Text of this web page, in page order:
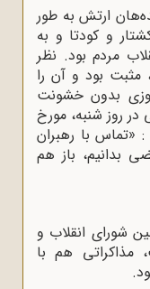
ارتش به ‌طور
و کودتا و به
مردم بود. نظر
مثبت بود و آن را
بدون خشونت
روز شنبه، مورخ
: «تماس با رهبران
بدانیم، باز هم
شوراى انقلاب و
هم با